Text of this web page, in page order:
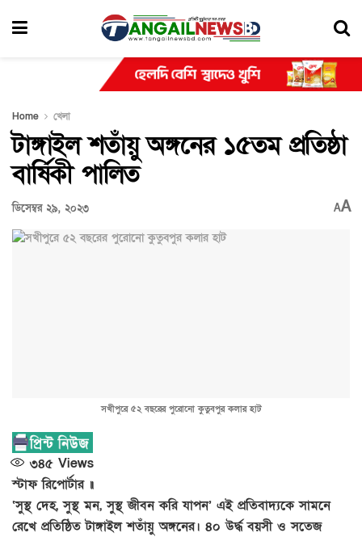
Home খেলা
টাঙ্গাইল শতাঁয়ু অঙ্গনের ১৫তম প্রতিষ্ঠা
বার্ষিকী পালিত
ডিসেম্বর ২৯, ২০২৩ AA
সখীপুরে ৫২ বছরের পুরোনো কুতুবপুর কলার হাট
৩৪৫ Views
স্টাফ রিপোর্টার ॥
‘সুস্থ দেহ, সুস্থ মন, সুস্থ জীবন করি যাপন’ এই প্রতিবাদ্যকে সামনে
রেখে প্রতিষ্ঠিত টাঙ্গাইল শতাঁয়ু অঙ্গনের। ৪০ উর্দ্ধ বয়সী ও সতেজ